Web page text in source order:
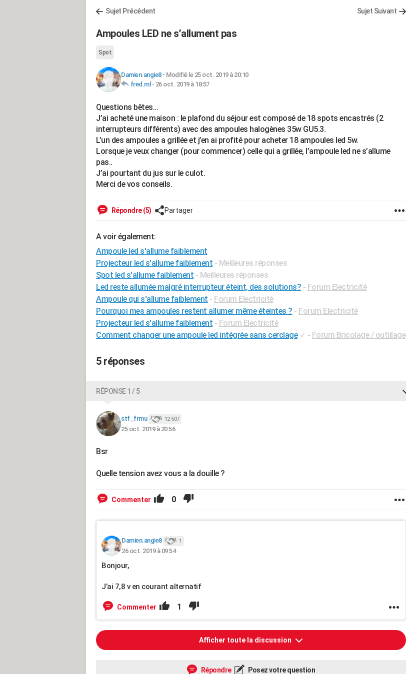
Sujet Précédent Sujet Suivant
Ampoules LED ne s’allument pas
Spot
Damien.angie8- Modifié le 25 oct. 2019 à 20:10
fred.ml - 26 oct. 2019 à 18:57
Questions bêtes...
J’ai acheté une maison : le plafond du séjour est composé de 18 spots encastrés (2
interrupteurs différents) avec des ampoules halogènes 35w GU5.3.
L’un des ampoules a grillée et j’en ai profité pour acheter 18 ampoules led 5w.
Lorsque je veux changer (pour commencer) celle qui a grillée, l’ampoule led ne s’allume
pas..
J’ai pourtant du jus sur le culot.
Merci de vos conseils.
Répondre (5) Partager
A voir également:
Ampoule led s'allume faiblement
Projecteur led s'allume faiblement - Meilleures réponses
Spot led s'allume faiblement - Meilleures réponses
Led reste allumée malgré interrupteur éteint, des solutions? - Forum Electricité
Ampoule qui s'allume faiblement - Forum Electricité
Pourquoi mes ampoules restent allumer même éteintes ? - Forum Electricité
Projecteur led s'allume faiblement - Forum Electricité
Comment changer une ampoule led intégrée sans cerclage ✓ - Forum Bricolage / outillage
5 réponses
RÉPONSE 1 / 5
stf_frmu 12 507
25 oct. 2019 à 20:56
Bsr
Quelle tension avez vous a la douille ?
Commenter 0
Damien.angie8 1
26 oct. 2019 à 09:54
Bonjour,
J’ai 7,8 v en courant alternatif
Commenter 1
Afficher toute la discussion
Répondre Posez votre question